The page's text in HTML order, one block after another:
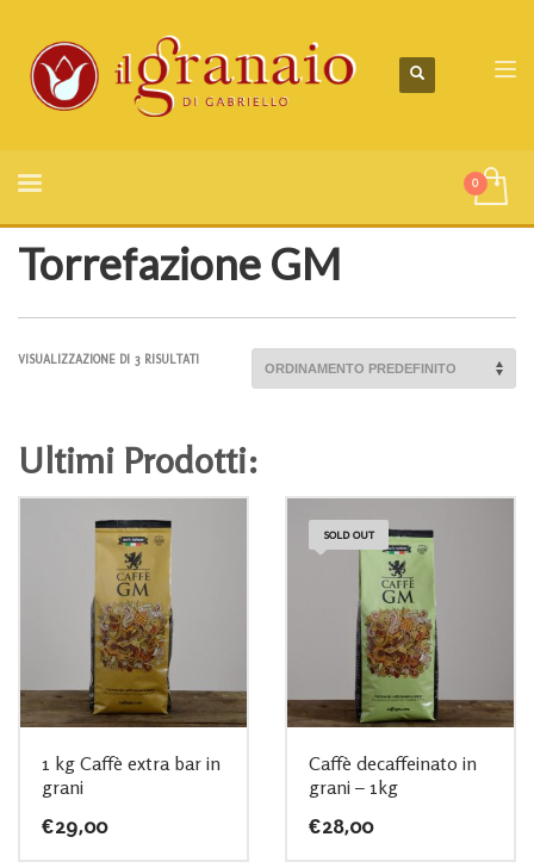
Torrefazione GM
VISUALIZZAZIONE DI 3 RISULTATI
Ultimi Prodotti:
1 kg Caffè extra bar in
grani
€29,00
SOLD OUT
Caffè decaffeinato in
grani – 1kg
€28,00